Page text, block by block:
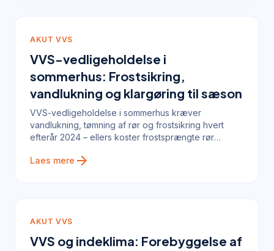
AKUT VVS
VVS-vedligeholdelse i
sommerhus: Frostsikring,
vandlukning og klargøring til sæson
VVS-vedligeholdelse i sommerhus kræver
vandlukning, tømning af rør og frostsikring hvert
efterår 2024 – ellers koster frostsprængte rør
Laes mere arrow_forward
AKUT VVS
VVS og indeklima: Forebyggelse af